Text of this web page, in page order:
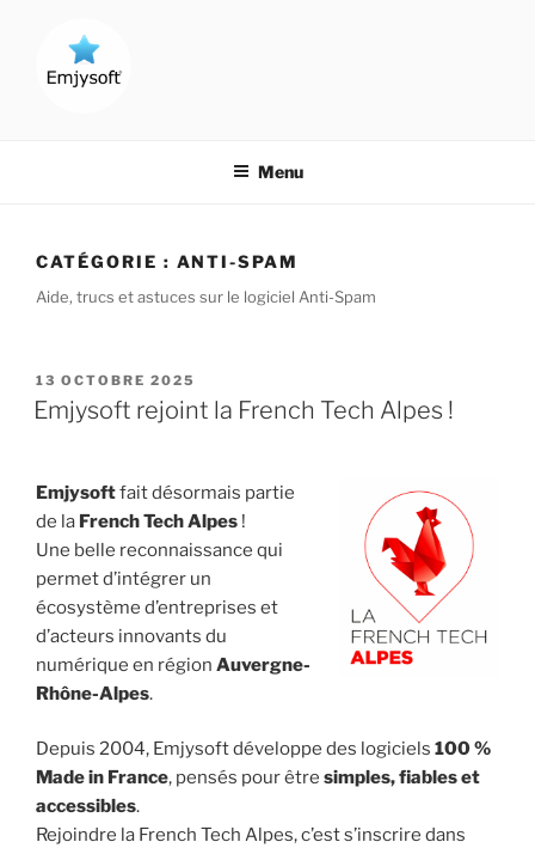
contenu
Menu
CATÉGORIE : ANTI-SPAM
Aide, trucs et astuces sur le logiciel Anti-Spam
PUBLIÉ
LE
13 OCTOBRE 2025
Emjysoft rejoint la French Tech Alpes !
Emjysoftfait désormais partie
de la French Tech Alpes !
Une belle reconnaissance qui
permet d’intégrer un
écosystème d’entreprises et
d’acteurs innovants du
numérique en région Auvergne-
Rhône-Alpes.
Depuis 2004, Emjysoft développe des logiciels 100 %
Made in France, pensés pour être simples, fiables et
accessibles.
Rejoindre la French Tech Alpes, c’est s’inscrire dans